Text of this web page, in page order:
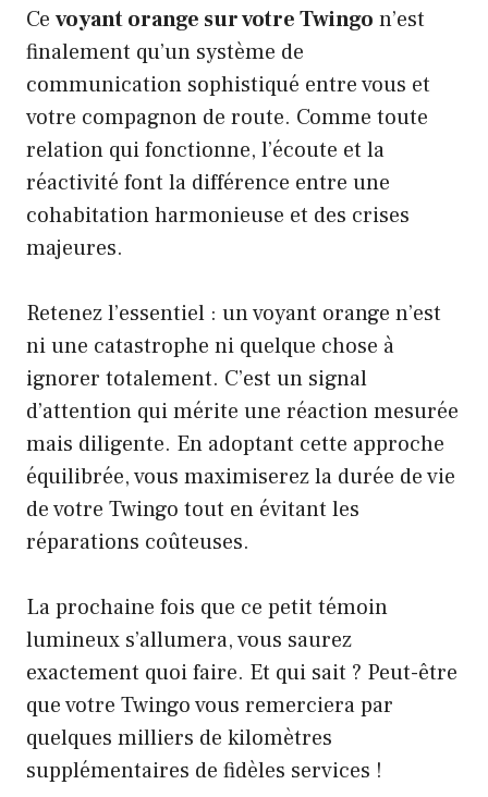
Ce voyant orange sur votre Twingo n’est
finalement qu’un système de
communication sophistiqué entre vous et
votre compagnon de route. Comme toute
relation qui fonctionne, l’écoute et la
réactivité font la différence entre une
cohabitation harmonieuse et des crises
majeures.
Retenez l’essentiel : un voyant orange n’est
ni une catastrophe ni quelque chose à
ignorer totalement. C’est un signal
d’attention qui mérite une réaction mesurée
mais diligente. En adoptant cette approche
équilibrée, vous maximiserez la durée de vie
de votre Twingo tout en évitant les
réparations coûteuses.
La prochaine fois que ce petit témoin
lumineux s’allumera, vous saurez
exactement quoi faire. Et qui sait ? Peut-être
que votre Twingo vous remerciera par
quelques milliers de kilomètres
supplémentaires de fidèles services !